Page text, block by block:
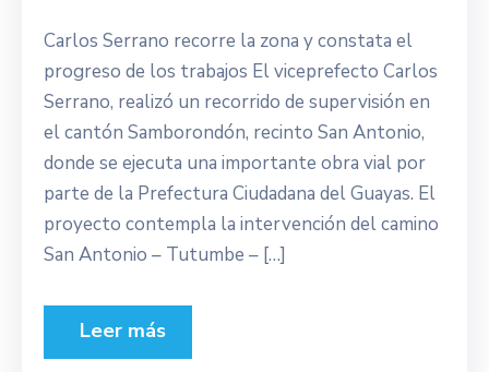
Carlos Serrano recorre la zona y constata el
progreso de los trabajos El viceprefecto Carlos
Serrano, realizó un recorrido de supervisión en
el cantón Samborondón, recinto San Antonio,
donde se ejecuta una importante obra vial por
parte de la Prefectura Ciudadana del Guayas. El
proyecto contempla la intervención del camino
San Antonio – Tutumbe – […]
Leer más